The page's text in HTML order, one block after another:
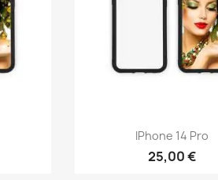
Aperçu rapide
IPhone 14 Pro
25,00 €